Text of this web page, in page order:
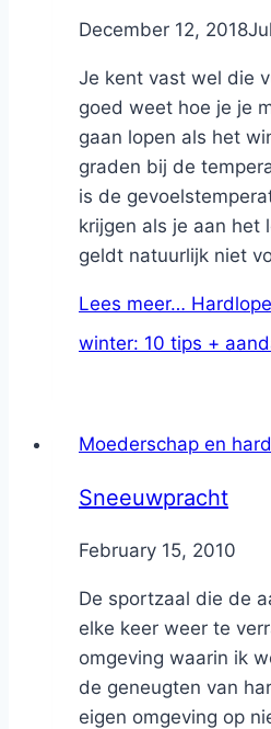
ByNicole
December 12, 2018
Je kent vast wel die
goed weet hoe je je
gaan lopen als het
graden bij de
is de
krijgen als je aan het
geldt natuurlijk niet
Lees meer…
winter: 10 tips +
Moederschap en
Sneeuwpracht
ByNicole
February 15, 2010
De sportzaal die de
elke keer weer te
omgeving waarin ik
de geneugten van
eigen omgeving op